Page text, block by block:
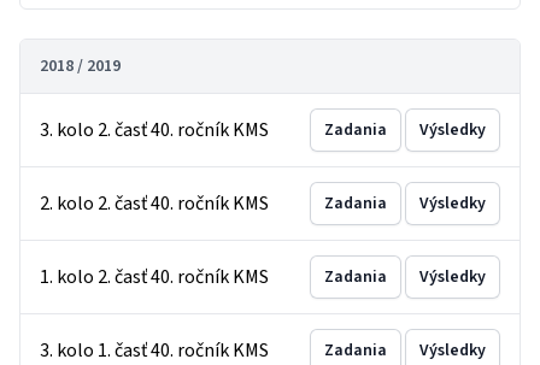
2018 / 2019
3. kolo 2. časť 40. ročník KMS Zadania Výsledky
2. kolo 2. časť 40. ročník KMS Zadania Výsledky
1. kolo 2. časť 40. ročník KMS Zadania Výsledky
3. kolo 1. časť 40. ročník KMS Zadania Výsledky